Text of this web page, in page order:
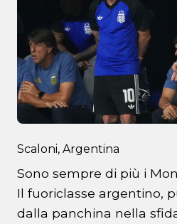
Scaloni, Argentina
Sono sempre di più i
Il fuoriclasse argentino,
dalla panchina nella